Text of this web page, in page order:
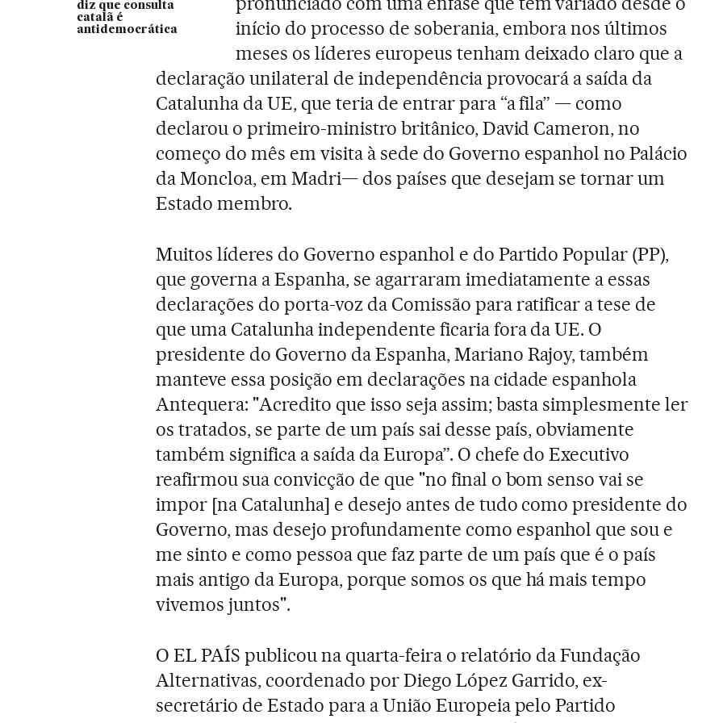
diz que consulta
catalã é
antidemocrática
início do processo de soberania, embora nos últimos
meses os líderes europeus tenham deixado claro que a
declaração unilateral de independência provocará a saída da
Catalunha da UE, que teria de entrar para “a fila” — como
declarou o primeiro-ministro britânico, David Cameron, no
começo do mês em visita à sede do Governo espanhol no Palácio
da Moncloa, em Madri— dos países que desejam se tornar um
Estado membro.
Muitos líderes do Governo espanhol e do Partido Popular (PP),
que governa a Espanha, se agarraram imediatamente a essas
declarações do porta-voz da Comissão para ratificar a tese de
que uma Catalunha independente ficaria fora da UE. O
presidente do Governo da Espanha, Mariano Rajoy, também
manteve essa posição em declarações na cidade espanhola
Antequera: "Acredito que isso seja assim; basta simplesmente ler
os tratados, se parte de um país sai desse país, obviamente
também significa a saída da Europa”. O chefe do Executivo
reafirmou sua convicção de que "no final o bom senso vai se
impor [na Catalunha] e desejo antes de tudo como presidente do
Governo, mas desejo profundamente como espanhol que sou e
me sinto e como pessoa que faz parte de um país que é o país
mais antigo da Europa, porque somos os que há mais tempo
vivemos juntos".
O EL PAÍS publicou na quarta-feira o relatório da Fundação
Alternativas, coordenado por Diego López Garrido, ex-
secretário de Estado para a União Europeia pelo Partido